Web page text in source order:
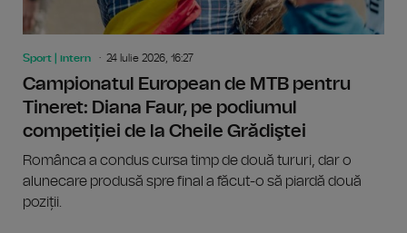
Sport | intern 24 Iulie 2026, 16:27
Campionatul European de MTB pentru
Tineret: Diana Faur, pe podiumul
competiției de la Cheile Grădiştei
Românca a condus cursa timp de două tururi, dar o
alunecare produsă spre final a făcut-o să piardă două
poziții.